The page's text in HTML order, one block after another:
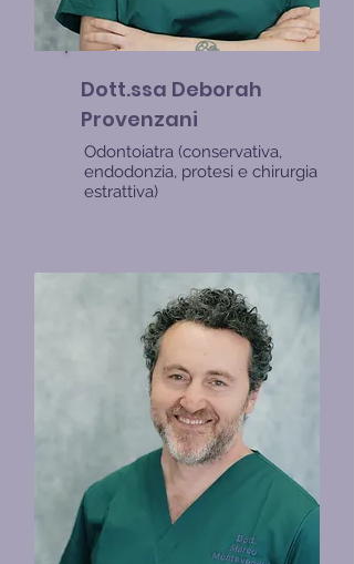
Dott.ssa Deborah
Provenzani
Odontoiatra (conservativa,
endodonzia, protesi e chirurgia
estrattiva)